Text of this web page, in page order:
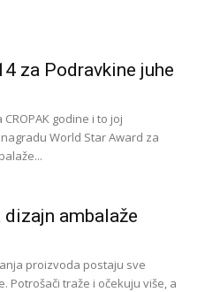
za Podravkine juhe
godine i to joj
World Star Award za
ambalaže
proizvoda postaju sve
Potrošači traže i očekuju više, a